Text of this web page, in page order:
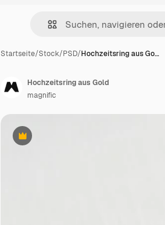
Startseite/Stock/PSD/Hochzeitsring aus Go…
Premium
Hochzeitsring aus Gold
magnific